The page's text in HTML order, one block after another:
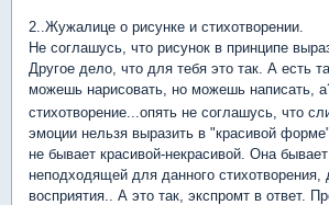
2..Жужалице о рисунке и стихотворении.
Не соглашусь, что рисунок в принципе
Другое дело, что для тебя это так. А есть
можешь нарисовать, но можешь написать,
стихотворение...опять не соглашусь, что
эмоции нельзя выразить в "красивой
не бывает красивой-некрасивой. Она
неподходящей для данного стихотворения,
восприятия.. А это так, экспромт в ответ.